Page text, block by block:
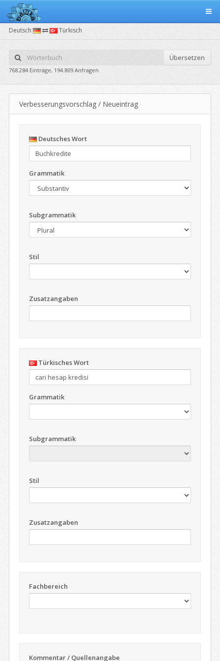
Deutsch Türkisch
Übersetzen
768.284 Einträge, 194.809 Anfragen
Verbesserungsvorschlag / Neueintrag
Deutsches Wort
Grammatik
Subgrammatik
Stil
Zusatzangaben
Türkisches Wort
Grammatik
Subgrammatik
Stil
Zusatzangaben
Fachbereich
Kommentar / Quellenangabe